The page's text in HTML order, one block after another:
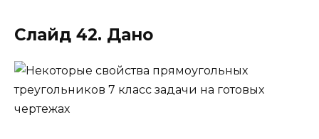
Слайд 42. Дано